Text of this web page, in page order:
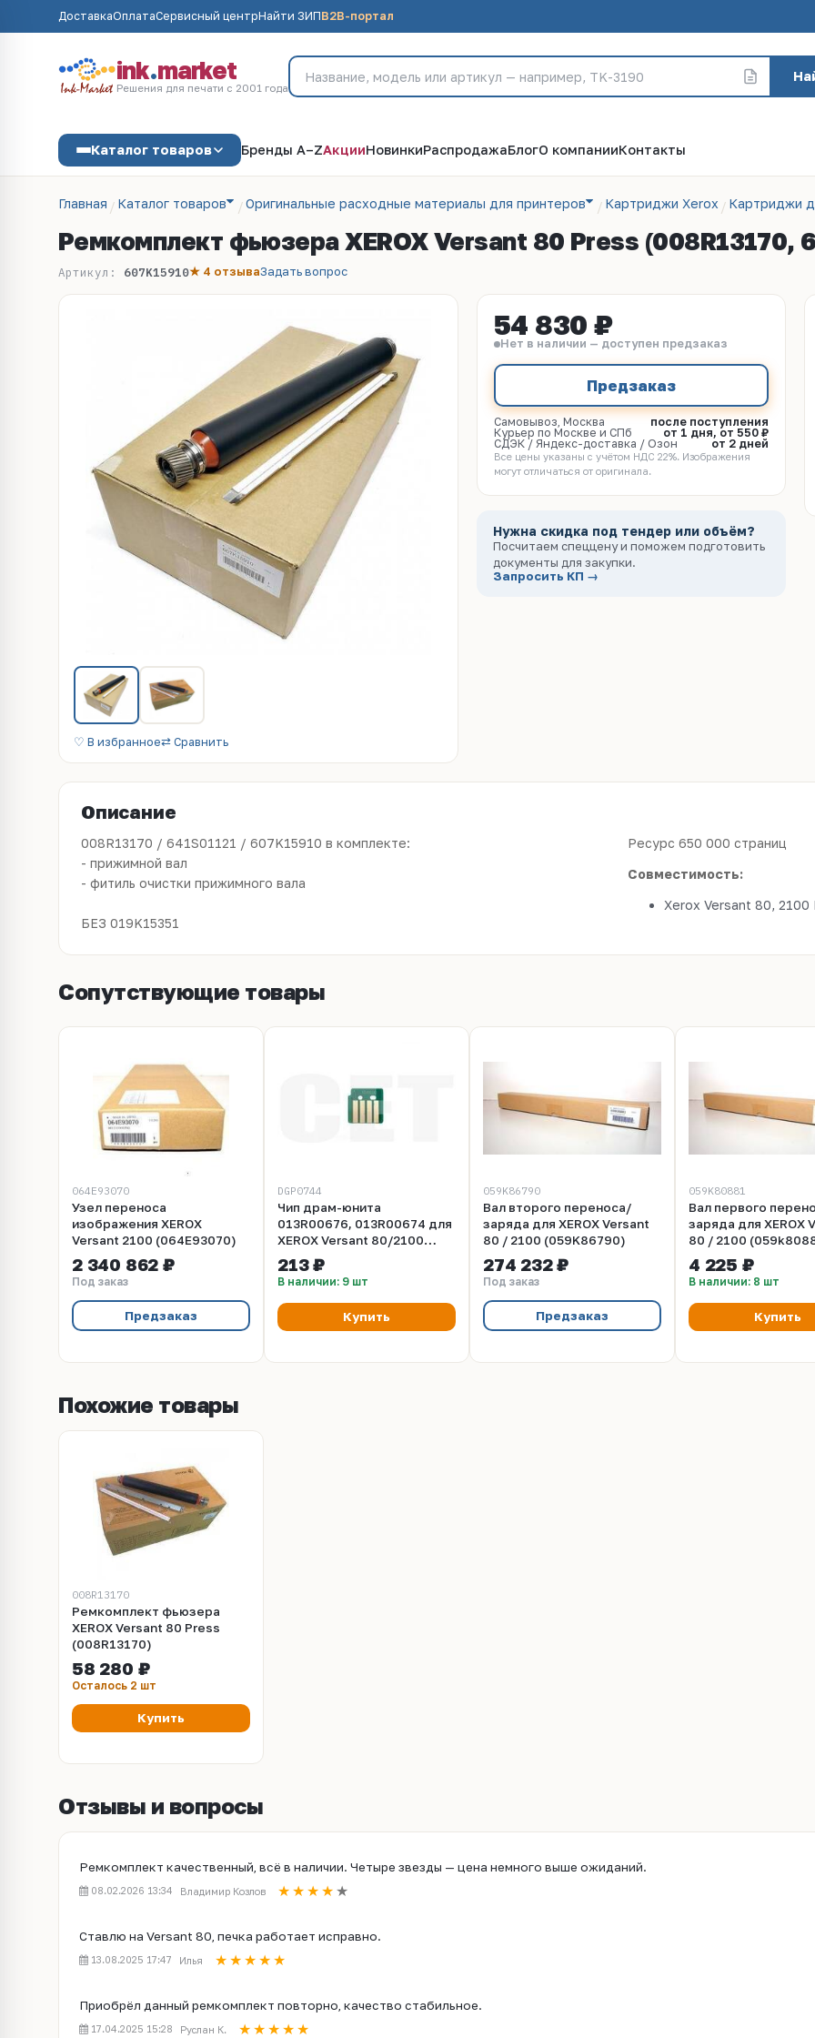
ДоставкаОплатаСервисный центрНайти ЗИПB2B-портал
ink.market
Решения для печати с 2001 года
Каталог товаров Бренды A–ZАкцииНовинкиРаспродажаБлогО компанииКонтакты
Главная Каталог товаров Оригинальные расходные материалы для принтеров Картриджи Xerox Картриджи
Ремкомплект фьюзера XEROX Versant 80 Press (008R13170,
Артикул: 607K15910★ 4 отзываЗадать вопрос
♡ В избранное⇄ Сравнить
54 830 ₽
Нет в наличии — доступен предзаказ
Предзаказ
Самовывоз, Москва
после поступления
Курьер по Москве и СПб
от 1 дня, от 550 ₽
СДЭК / Яндекс-доставка / Озон
от 2 дней
Все цены указаны с учётом НДС 22%. Изображения
могут отличаться от оригинала.
Нужна скидка под тендер или объём?
Посчитаем спеццену и поможем подготовить
документы для закупки.
Запросить КП →
Описание
008R13170 / 641S01121 / 607K15910 в комплекте:
- прижимной вал
- фитиль очистки прижимного вала
БЕЗ 019K15351
Ресурс 650 000 страниц
Совместимость:
Xerox Versant 80, 2100
Сопутствующие товары
064E93070
Узел переноса
изображения XEROX
Versant 2100 (064E93070)
2 340 862 ₽
Под заказ
Предзаказ
DGP0744
Чип драм-юнита
013R00676, 013R00674 для
XEROX Versant 80/2100
Press (CET), DGP0744
213 ₽
В наличии: 9 шт
Купить
059K86790
Вал второго переноса/
заряда для XEROX Versant
80 / 2100 (059K86790)
274 232 ₽
Под заказ
Предзаказ
059K80881
Вал первого
заряда для XEROX
80 / 2100
4 225 ₽
В наличии: 8 шт
Купить
Похожие товары
008R13170
Ремкомплект фьюзера
XEROX Versant 80 Press
(008R13170)
58 280 ₽
Осталось 2 шт
Купить
Отзывы и вопросы
Ремкомплект качественный, всё в наличии. Четыре звезды — цена немного выше ожиданий.
08.02.2026 13:34 Владимир Козлов
Ставлю на Versant 80, печка работает исправно.
13.08.2025 17:47 Илья
Приобрёл данный ремкомплект повторно, качество стабильное.
17.04.2025 15:28 Руслан К.